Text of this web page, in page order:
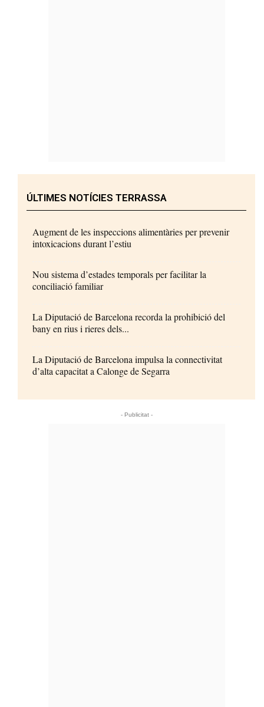
ÚLTIMES NOTÍCIES TERRASSA
Augment de les inspeccions alimentàries per prevenir
intoxicacions durant l’estiu
Nou sistema d’estades temporals per facilitar la
conciliació familiar
La Diputació de Barcelona recorda la prohibició del
bany en rius i rieres dels...
La Diputació de Barcelona impulsa la connectivitat
d’alta capacitat a Calonge de Segarra
- Publicitat -